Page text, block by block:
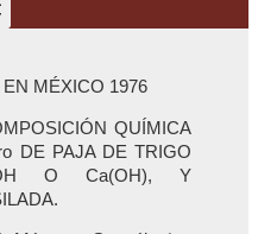
MÉXICO 1976
QUÍMICA
DE PAJA DE TRIGO
O Ca(OH), Y